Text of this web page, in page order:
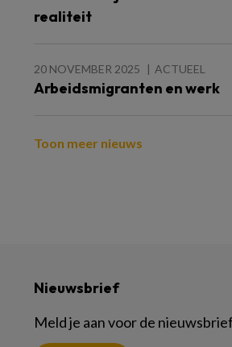
realiteit
20 NOVEMBER 2025 ACTUEEL
Arbeidsmigranten en werk
Toon meer nieuws
Nieuwsbrief
Meld je aan voor de nieuwsbrief